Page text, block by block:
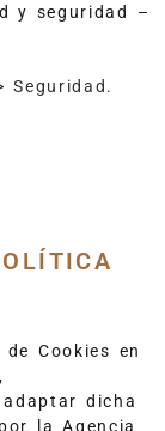
y seguridad –
Seguridad.
Cookies en
dicha
la Agencia